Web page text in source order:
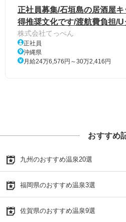
正社員募集/石垣島の居酒屋
得推奨文化です/渡航費負担/
株式会社てっぺん
正社員
沖縄県
月給24万6,576円～30万2,416円
おすすめ
九州のおすすめ温泉20選
福岡県のおすすめ温泉3選
佐賀県のおすすめ温泉9選